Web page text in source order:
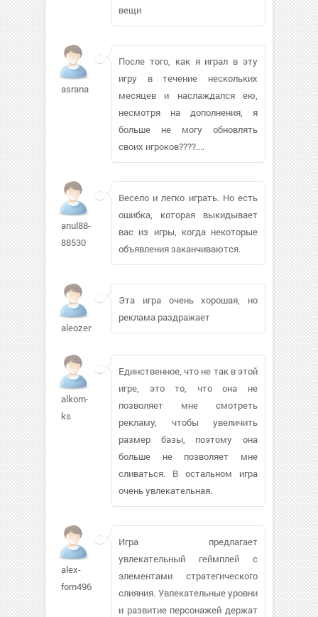
вещи
asrana
После того, как я играл в эту
игру в течение нескольких
месяцев и наслаждался ею,
несмотря на дополнения, я
больше не могу обновлять
своих игроков????....
anul88-
88530
Весело и легко играть. Но есть
ошибка, которая выкидывает
вас из игры, когда некоторые
объявления заканчиваются.
aleozer99
Эта игра очень хорошая, но
реклама раздражает
alkom-
ks
Единственное, что не так в этой
игре, это то, что она не
позволяет мне смотреть
рекламу, чтобы увеличить
размер базы, поэтому она
больше не позволяет мне
сливаться. В остальном игра
очень увлекательная.
alex-
fom496
Игра предлагает
увлекательный геймплей с
элементами стратегического
слияния. Увлекательные уровни
и развитие персонажей держат